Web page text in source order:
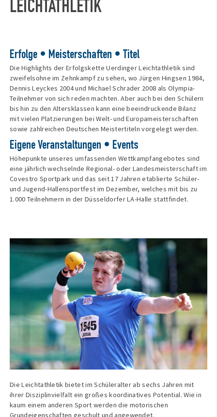
LEICHTATHLETIK
Erfolge • Meisterschaften • Titel
Die Highlights der Erfolgskette Uerdinger Leichtathletik sind
zweifelsohne im Zehnkampf zu sehen, wo Jürgen Hingsen 1984,
Dennis Leyckes 2004 und Michael Schrader 2008 als Olympia-
Teilnehmer von sich reden machten. Aber auch bei den Schülern
bis hin zu den Altersklassen kann eine beeindruckende Bilanz
mit vielen Platzierungen bei Welt- und Europameisterschaften
sowie zahlreichen Deutschen Meistertiteln vorgelegt werden.
Eigene Veranstaltungen • Events
Höhepunkte unseres umfassenden Wettkampfangebotes sind
eine jährlich wechselnde Regional- oder Landesmeisterschaft im
Covestro Sportpark und das seit 17 Jahren etablierte Schüler-
und Jugend-Hallensportfest im Dezember, welches mit bis zu
1.000 Teilnehmern in der Düsseldorfer LA-Halle stattfindet.
Die Leichtathletik bietet im Schüleralter ab sechs Jahren mit
ihrer Disziplinvielfalt ein großes koordinatives Potential. Wie in
kaum einem anderen Sport werden die motorischen